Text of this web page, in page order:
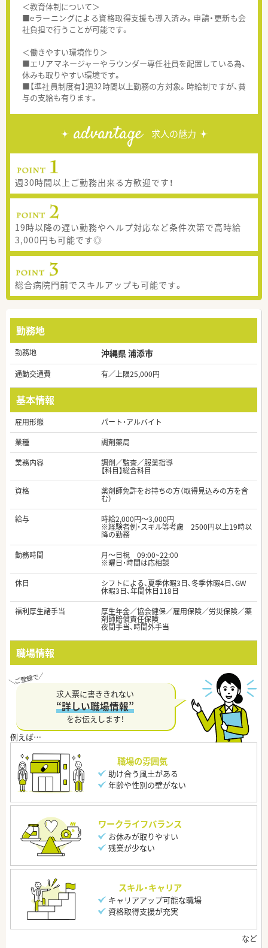
＜教育体制について＞
■eラーニングによる資格取得支援も導入済み。申請・更新も会
社負担で行うことが可能です。
＜働きやすい環境作り＞
■エリアマネージャーやラウンダー専任社員を配置している為、
休みも取りやすい環境です。
■【準社員制度有】週32時間以上勤務の方対象。時給制ですが、賞
与の支給も有ります。
advantage 求人の魅力
週30時間以上ご勤務出来る方歓迎です！
19時以降の遅い勤務やヘルプ対応など条件次第で高時給
3,000円も可能です◎
総合病院門前でスキルアップも可能です。
勤務地
勤務地 沖縄県 浦添市
通勤交通費 有／上限25,000円
基本情報
雇用形態
パート・アルバイト
業種
調剤薬局
業務内容
調剤／監査／服薬指導
【科目】総合科目
資格
薬剤師免許をお持ちの方（取得見込みの方を含
む）
給与
時給2,000円～3,000円
※経験者例・スキル等考慮 2500円以上19時以
降の勤務
勤務時間
月～日祝 09:00~22:00
※曜日・時間は応相談
休日
シフトによる、夏季休暇3日、冬季休暇4日、GW
休暇3日、年間休日118日
福利厚生諸手当
厚生年金／協会健保／雇用保険／労災保険／薬
剤師賠償責任保険
夜間手当、時間外手当
職場情報
求人票に書ききれない
“詳しい職場情報”
をお伝えします！
職場の雰囲気
助け合う風土がある
年齢や性別の壁がない
ワークライフバランス
お休みが取りやすい
残業が少ない
スキル・キャリア
キャリアアップ可能な職場
資格取得支援が充実